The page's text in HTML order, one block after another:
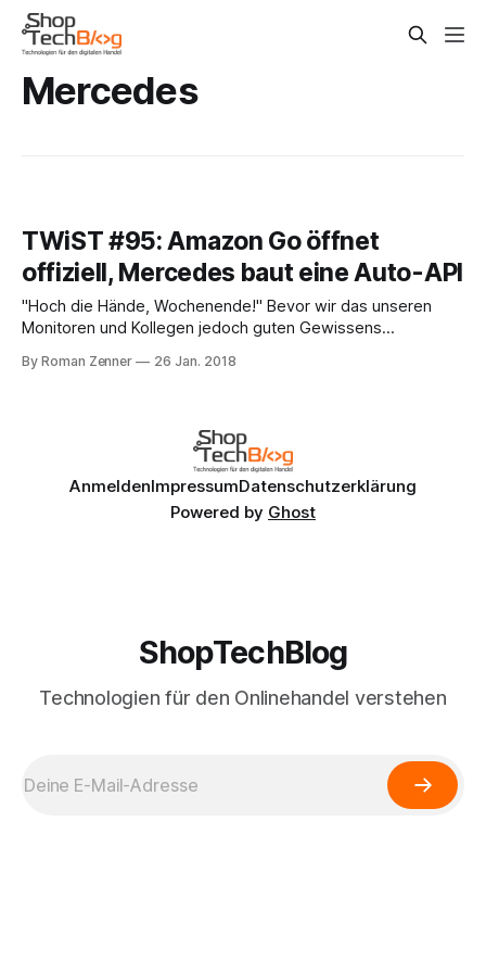
Mercedes
TWiST #95: Amazon Go öffnet
offiziell, Mercedes baut eine Auto-API
"Hoch die Hände, Wochenende!" Bevor wir das unseren
Monitoren und Kollegen jedoch guten Gewissens
Freitag herumbringen. Und was gehört zu diesem Freitag?
Bielefeld). Nach einer Testphase,
By Roman Zenner 26 Jan. 2018
AnmeldenImpressumDatenschutzerklärung
Powered by Ghost
ShopTechBlog
Technologien für den Onlinehandel verstehen